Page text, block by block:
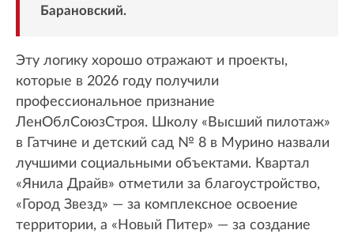
Барановский.
Эту логику хорошо отражают и проекты,
которые в 2026 году получили
профессиональное признание
ЛенОблСоюзСтроя. Школу «Высший пилотаж»
в Гатчине и детский сад № 8 в Мурино назвали
лучшими социальными объектами. Квартал
«Янила Драйв» отметили за благоустройство,
«Город Звезд» — за комплексное освоение
территории, а «Новый Питер» — за создание